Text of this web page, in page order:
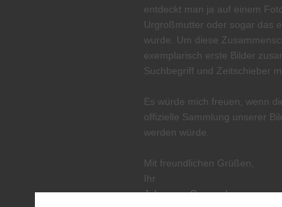
entdeckt man ja auf einem
Urgroßmutter oder sogar das
wurde. Um diese
exemplarisch erste Bilder
Suchbegriff und Zeitschieber
Es würde mich freuen, wenn
offizielle Sammlung unserer
werden würde.
Mit freundlichen Grüßen,
Ihr
Johannes Guggenberger